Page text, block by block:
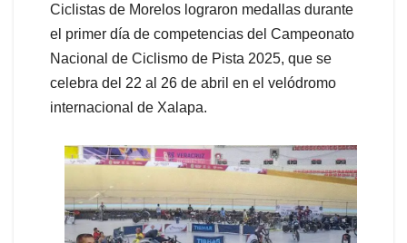
Ciclistas de Morelos lograron medallas durante
el primer día de competencias del Campeonato
Nacional de Ciclismo de Pista 2025, que se
celebra del 22 al 26 de abril en el velódromo
internacional de Xalapa.